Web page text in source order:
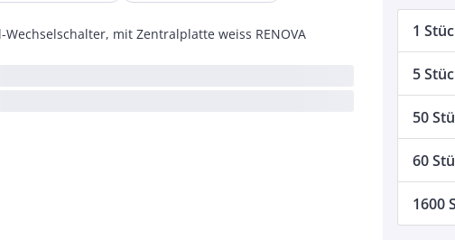
Wechselschalter, mit Zentralplatte weiss RENOVA 1
5
50
60
1600